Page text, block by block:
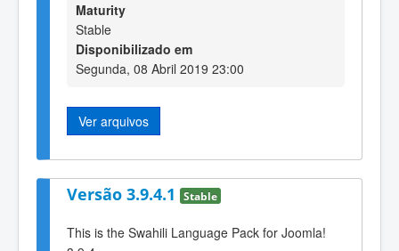
Maturity
Stable
Disponibilizado em
Segunda, 08 Abril 2019 23:00
Ver arquivos
Versão 3.9.4.1 Stable
This is the Swahili Language Pack for Joomla!